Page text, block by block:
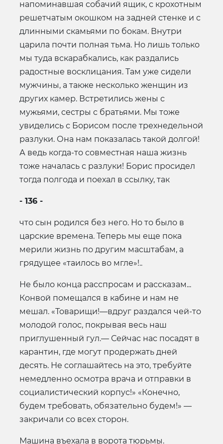
напоминавшая собачий ящик, с крохотным
решетчатым окошком на задней стенке и с
длинными скамьями по бокам. Внутри
царила почти полная тьма. Но лишь только
мы туда вскарабкались, как раздались
радостные восклицания. Там уже сидели
мужчины, а также несколько женщин из
других камер. Встретились жены с
мужьями, сестры с братьями. Мы тоже
увиделись с Борисом после трехнедельной
разлуки. Она нам показалась такой долгой!
А ведь когда-то совместная наша жизнь
тоже началась с разлуки! Борис просидел
тогда полгода и поехал в ссылку, так
- 136 -
что сын родился без него. Но то было в
царские времена. Теперь мы еще пока
мерили жизнь по другим масштабам, а
грядущее «таилось во мгле»!..
Не было конца расспросам и рассказам...
Конвой помещался в кабине и нам не
мешал. «Товарищи!—вдруг раздался чей-то
молодой голос, покрывая весь наш
приглушенный гул.— Сейчас нас посадят в
карантин, где могут продержать дней
десять. Не соглашайтесь на это, требуйте
немедленно осмотра врача и отправки в
социалистический корпус!» «Конечно,
будем требовать, обязательно будем!» —
закричали со всех сторон.
Машина въехала в ворота тюрьмы.